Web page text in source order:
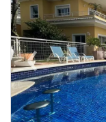
‹Previous